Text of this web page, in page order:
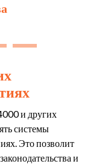
и других
системы
Это позволит
и